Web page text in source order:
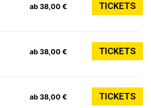
ab 38,00 € TICKETS
ab 38,00 € TICKETS
ab 38,00 € TICKETS